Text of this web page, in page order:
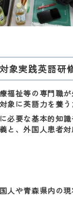
象実践英語研
福祉等の専門職
象に英語力を養
必要な基本的知
と、外国人患者
や青森県内の現